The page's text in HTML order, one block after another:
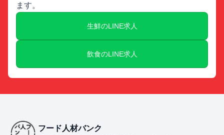
ます。
生鮮のLINE求人
飲食のLINE求人
フード人材バンク